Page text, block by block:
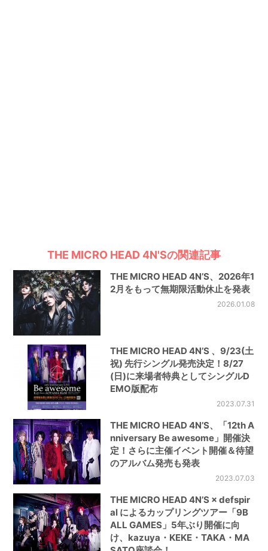
THE MICRO HEAD 4N'Sの関連記事
THE MICRO HEAD 4N’S、2026年1
2月をもって無期限活動休止を発表
2026.01.08
THE MICRO HEAD 4N’S 、9/23(土
祝) 先行シングル発売決定！8/27
(日)に来場者特典としてシングルD
EMO版配布
2023.07.31
THE MICRO HEAD 4N’S、「12th A
nniversary Be awesome」開催決
定！さらに主催イベント開催＆待望
のアルバム発売も発表
2023.07.03
THE MICRO HEAD 4N’S × defspir
al によるカップリングツアー「9B
ALL GAMES」5年ぶり開催に向
け、kazuya・KEKE・TAKA・MA